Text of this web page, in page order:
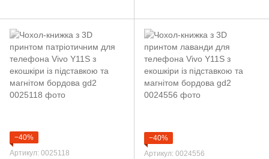
−40%
Артикул: 0025118
−40%
Артикул: 0024556